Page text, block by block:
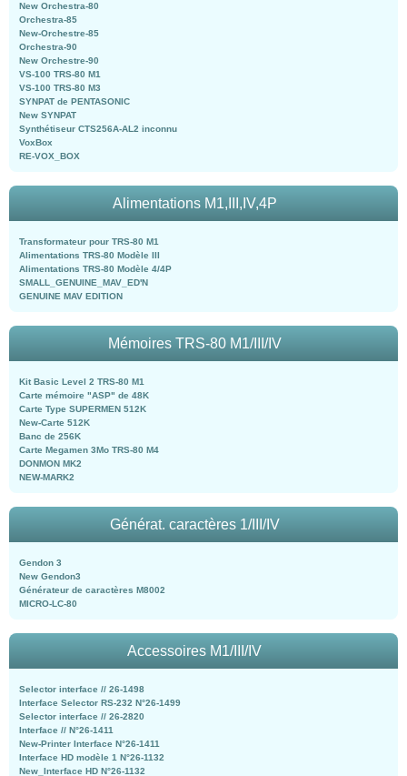
New Orchestra-80
Orchestra-85
New-Orchestre-85
Orchestra-90
New Orchestre-90
VS-100 TRS-80 M1
VS-100 TRS-80 M3
SYNPAT de PENTASONIC
New SYNPAT
Synthétiseur CTS256A-AL2 inconnu
VoxBox
RE-VOX_BOX
Alimentations M1,III,IV,4P
Transformateur pour TRS-80 M1
Alimentations TRS-80 Modèle III
Alimentations TRS-80 Modèle 4/4P
SMALL_GENUINE_MAV_ED'N
GENUINE MAV EDITION
Mémoires TRS-80 M1/III/IV
Kit Basic Level 2 TRS-80 M1
Carte mémoire "ASP" de 48K
Carte Type SUPERMEN 512K
New-Carte 512K
Banc de 256K
Carte Megamen 3Mo TRS-80 M4
DONMON MK2
NEW-MARK2
Générat. caractères 1/III/IV
Gendon 3
New Gendon3
Générateur de caractères M8002
MICRO-LC-80
Accessoires M1/III/IV
Selector interface // 26-1498
Interface Selector RS-232 N°26-1499
Selector interface // 26-2820
Interface // N°26-1411
New-Printer Interface N°26-1411
Interface HD modèle 1 N°26-1132
New_Interface HD N°26-1132